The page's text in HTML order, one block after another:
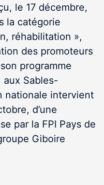
le 17 décembre,
la catégorie
réhabilitation »,
des promoteurs
programme
aux Sables-
nationale intervient
d’une
par la FPI Pays de
Giboire